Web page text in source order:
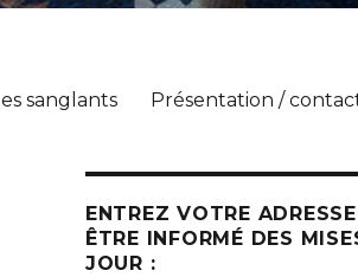
sanglants Présentation /
ENTREZ VOTRE
ÊTRE INFORMÉ DES
JOUR :